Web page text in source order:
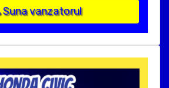
Suna vanzatorul